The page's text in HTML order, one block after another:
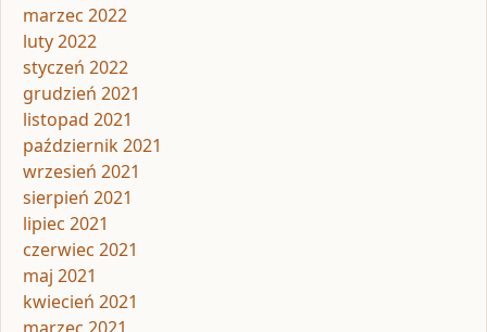
marzec 2022
luty 2022
styczeń 2022
grudzień 2021
listopad 2021
październik 2021
wrzesień 2021
sierpień 2021
lipiec 2021
czerwiec 2021
maj 2021
kwiecień 2021